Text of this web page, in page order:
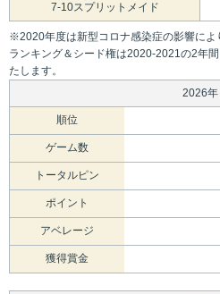
7-10スプリットメイド
※2020年度は新型コロナ感染症の影響によ
ランキング＆シード権は2020-2021の2年
たします。
2026年
順位
ゲーム数
トータルピン
ポイント
アベレージ
獲得賞金